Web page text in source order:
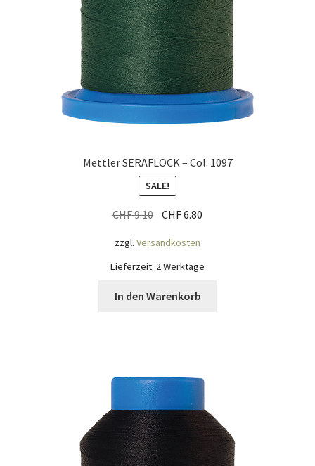
Mettler SERAFLOCK – Col. 1097
SALE!
CHF9.10 Ursprünglicher
war:
CHF 9.10
CHF6.80
CHF 6.80.
zzgl. Versandkosten
Lieferzeit: 2 Werktage
In den Warenkorb